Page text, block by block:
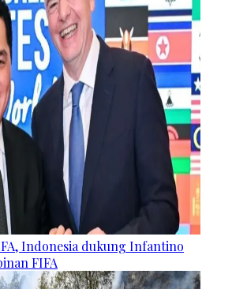
Indonesia dukung Infantino
FIFA